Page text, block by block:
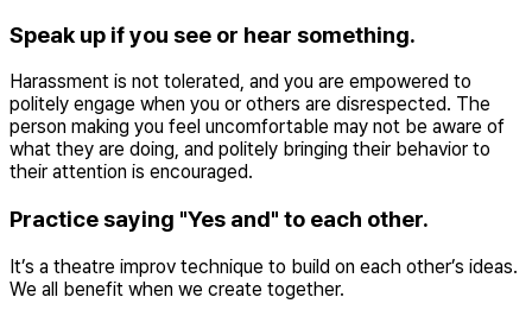
Speak up if you see or hear something.
Harassment is not tolerated, and you are empowered to
politely engage when you or others are disrespected. The
person making you feel uncomfortable may not be aware of
what they are doing, and politely bringing their behavior to
their attention is encouraged.
Practice saying "Yes and" to each other.
It’s a theatre improv technique to build on each other’s ideas.
We all benefit when we create together.